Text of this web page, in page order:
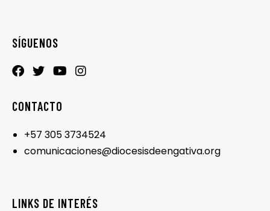
SÍGUENOS
CONTACTO
+57 305 3734524
comunicaciones@diocesisdeengativa.org
LINKS DE INTERÉS